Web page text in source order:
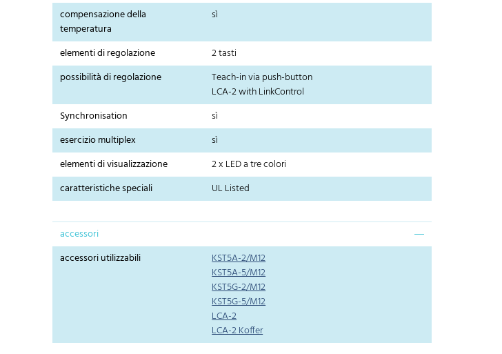
compensazione della
temperatura
sì
elementi di regolazione
2 tasti
possibilità di regolazione
Teach-in via push-button
LCA-2 with LinkControl
Synchronisation
sì
esercizio multiplex
sì
elementi di visualizzazione
2 x LED a tre colori
caratteristiche speciali
UL Listed
accessori
accessori utilizzabili
KST5A-2/M12
KST5A-5/M12
KST5G-2/M12
KST5G-5/M12
LCA-2
LCA-2 Koffer